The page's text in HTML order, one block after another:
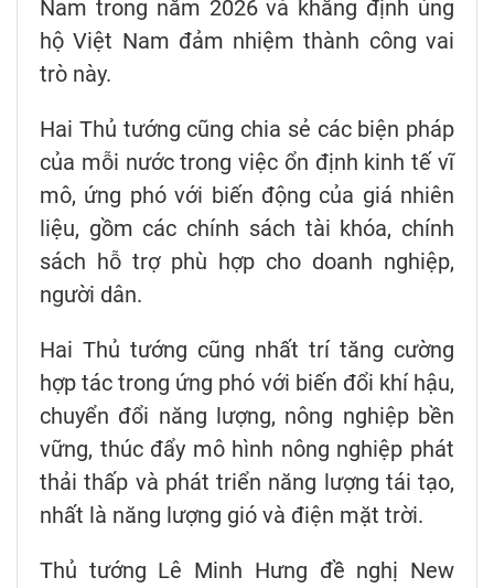
Nam trong năm 2026 và khẳng định ủng
hộ Việt Nam đảm nhiệm thành công vai
trò này.
Hai Thủ tướng cũng chia sẻ các biện pháp
của mỗi nước trong việc ổn định kinh tế vĩ
mô, ứng phó với biến động của giá nhiên
liệu, gồm các chính sách tài khóa, chính
sách hỗ trợ phù hợp cho doanh nghiệp,
người dân.
Hai Thủ tướng cũng nhất trí tăng cường
hợp tác trong ứng phó với biến đổi khí hậu,
chuyển đổi năng lượng, nông nghiệp bền
vững, thúc đẩy mô hình nông nghiệp phát
thải thấp và phát triển năng lượng tái tạo,
nhất là năng lượng gió và điện mặt trời.
Thủ tướng Lê Minh Hưng đề nghị New